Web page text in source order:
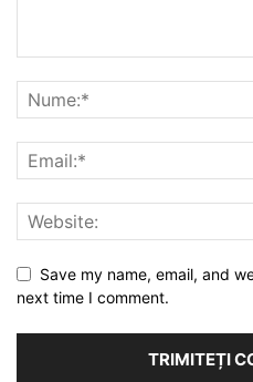
Save my name, email, and
next time I comment.